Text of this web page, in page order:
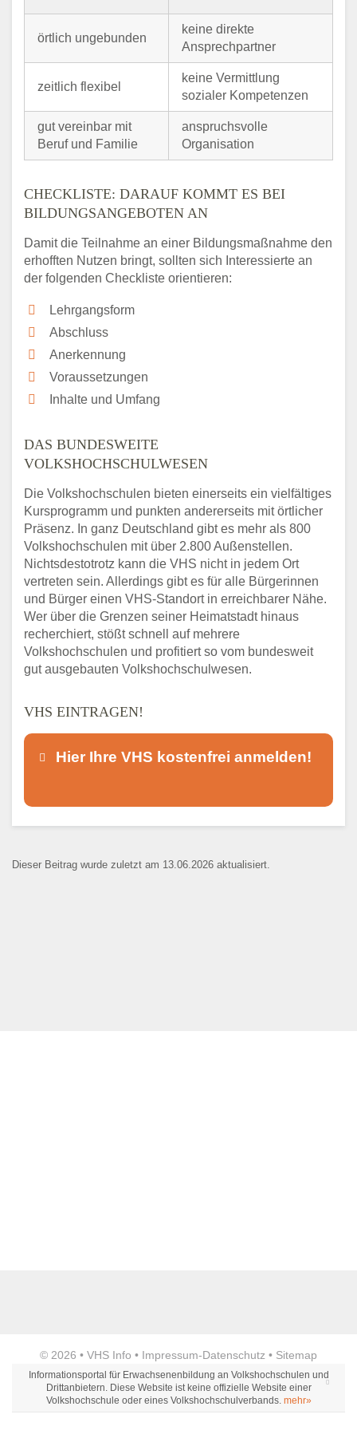
örtlich ungebunden
keine direkte
Ansprechpartner
zeitlich flexibel
keine Vermittlung
sozialer Kompetenzen
gut vereinbar mit
Beruf und Familie
anspruchsvolle
Organisation
CHECKLISTE: DARAUF KOMMT ES BEI
BILDUNGSANGEBOTEN AN
Damit die Teilnahme an einer Bildungsmaßnahme den
erhofften Nutzen bringt, sollten sich Interessierte an
der folgenden Checkliste orientieren:
Lehrgangsform
Abschluss
Anerkennung
Voraussetzungen
Inhalte und Umfang
DAS BUNDESWEITE
VOLKSHOCHSCHULWESEN
Die Volkshochschulen bieten einerseits ein vielfältiges
Kursprogramm und punkten andererseits mit örtlicher
Präsenz. In ganz Deutschland gibt es mehr als 800
Volkshochschulen mit über 2.800 Außenstellen.
Nichtsdestotrotz kann die VHS nicht in jedem Ort
vertreten sein. Allerdings gibt es für alle Bürgerinnen
und Bürger einen VHS-Standort in erreichbarer Nähe.
Wer über die Grenzen seiner Heimatstadt hinaus
recherchiert, stößt schnell auf mehrere
Volkshochschulen und profitiert so vom bundesweit
gut ausgebauten Volkshochschulwesen.
VHS EINTRAGEN!
Hier Ihre VHS kostenfrei anmelden!
Kontaktaufnahme und ist nicht
Webseite
Dieser Beitrag wurde zuletzt am 13.06.2026 aktualisiert.
© 2026 • VHS Info • Impressum-Datenschutz • Sitemap
Informationsportal für Erwachsenenbildung an Volkshochschulen und
Drittanbietern. Diese Website ist keine offizielle Website einer
Volkshochschule oder eines Volkshochschulverbands. mehr»